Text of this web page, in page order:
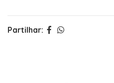
Partilhar: